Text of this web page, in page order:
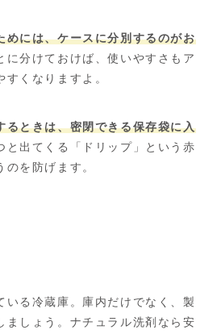
めには、ケースに分別するのがお
に分けておけば、使いやすさもア
くなりますよ。
るときは、密閉できる保存袋に入
と出てくる「ドリップ」という赤
を防げます。
いる冷蔵庫。庫内だけでなく、製
ましょう。ナチュラル洗剤なら安